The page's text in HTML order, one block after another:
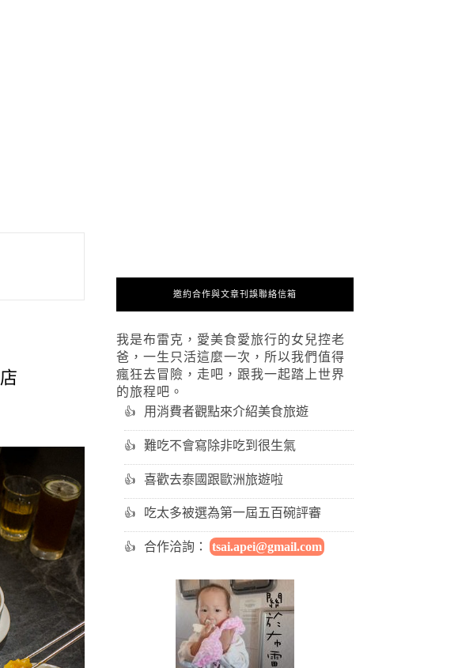
邀約合作與文章刊誤聯絡信箱
我是布雷克，愛美食愛旅行的女兒控老
爸，一生只活這麼一次，所以我們值得
瘋狂去冒險，走吧，跟我一起踏上世界
的旅程吧。
用消費者觀點來介紹美食旅遊
難吃不會寫除非吃到很生氣
喜歡去泰國跟歐洲旅遊啦
吃太多被選為第一屆五百碗評審
合作洽詢： tsai.apei@gmail.com